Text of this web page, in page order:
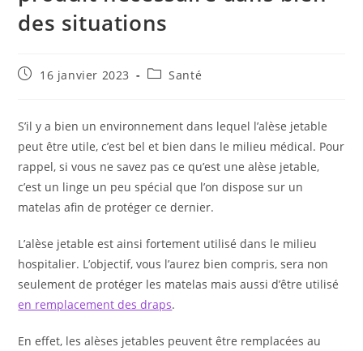
des situations
Publication
16 janvier 2023
PostSanté
S’il y a bien un environnement dans lequel l’alèse jetable
peut être utile, c’est bel et bien dans le milieu médical. Pour
rappel, si vous ne savez pas ce qu’est une alèse jetable,
c’est un linge un peu spécial que l’on dispose sur un
matelas afin de protéger ce dernier.
L’alèse jetable est ainsi fortement utilisé dans le milieu
hospitalier. L’objectif, vous l’aurez bien compris, sera non
seulement de protéger les matelas mais aussi d’être utilisé
en remplacement des draps.
En effet, les alèses jetables peuvent être remplacées au